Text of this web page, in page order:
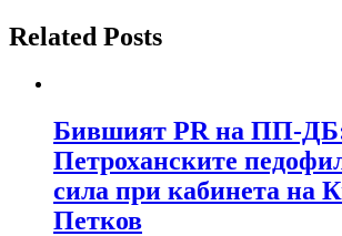
Related Posts
Бившият PR на ПП-
Петроханските
сила при кабинета на
Петков